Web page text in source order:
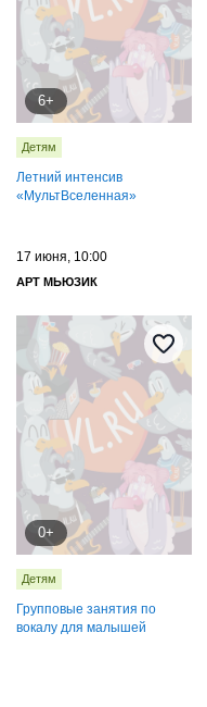
6+
Детям
Летний интенсив
«МультВселенная»
17 июня, 10:00
АРТ МЬЮЗИК
0+
Детям
Групповые занятия по
вокалу для малышей